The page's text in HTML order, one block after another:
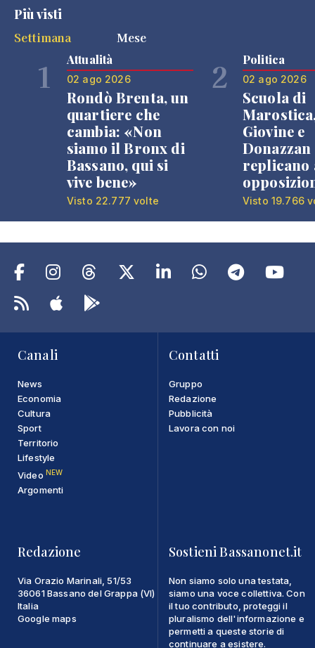
Più visti
Settimana
Mese
1 Attualità
02 ago 2026
Rondò Brenta, un
quartiere che
cambia: «Non
siamo il Bronx di
Bassano, qui si
vive bene»
Visto 22.777 volte
2 Politica
02 ago 2026
Scuola di
Giovine e
Donazzan
replicano
Visto 19.766
Canali
News
Economia
Cultura
Sport
Territorio
Lifestyle
Video NEW
Argomenti
Contatti
Gruppo
Redazione
Pubblicità
Lavora con noi
Redazione
Via Orazio Marinali, 51/53
36061 Bassano del Grappa (VI)
Italia
Google maps
Sostieni Bassanonet.it
Non siamo solo una testata,
siamo una voce collettiva. Con
il tuo contributo, proteggi il
pluralismo dell'informazione e
permetti a queste storie di
continuare a esistere.